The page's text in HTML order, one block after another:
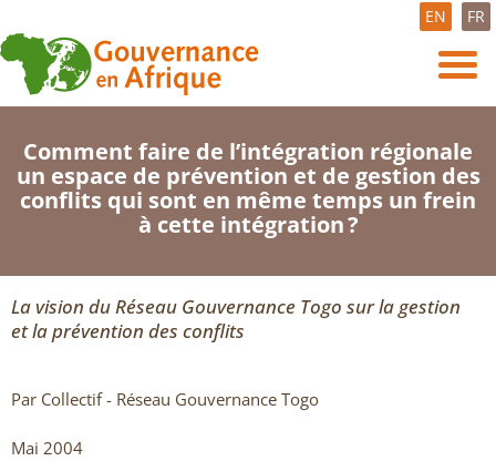
EN FR
Comment faire de l’intégration régionale
un espace de prévention et de gestion des
conflits qui sont en même temps un frein
à cette intégration ?
La vision du Réseau Gouvernance Togo sur la gestion
et la prévention des conflits
Par Collectif - Réseau Gouvernance Togo
Mai 2004